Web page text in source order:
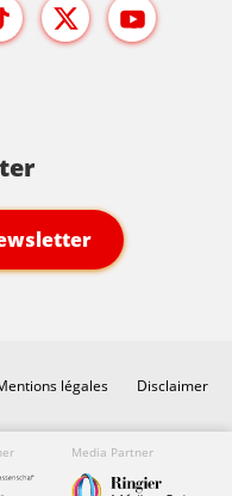
légales Disclaimer
Media Partner